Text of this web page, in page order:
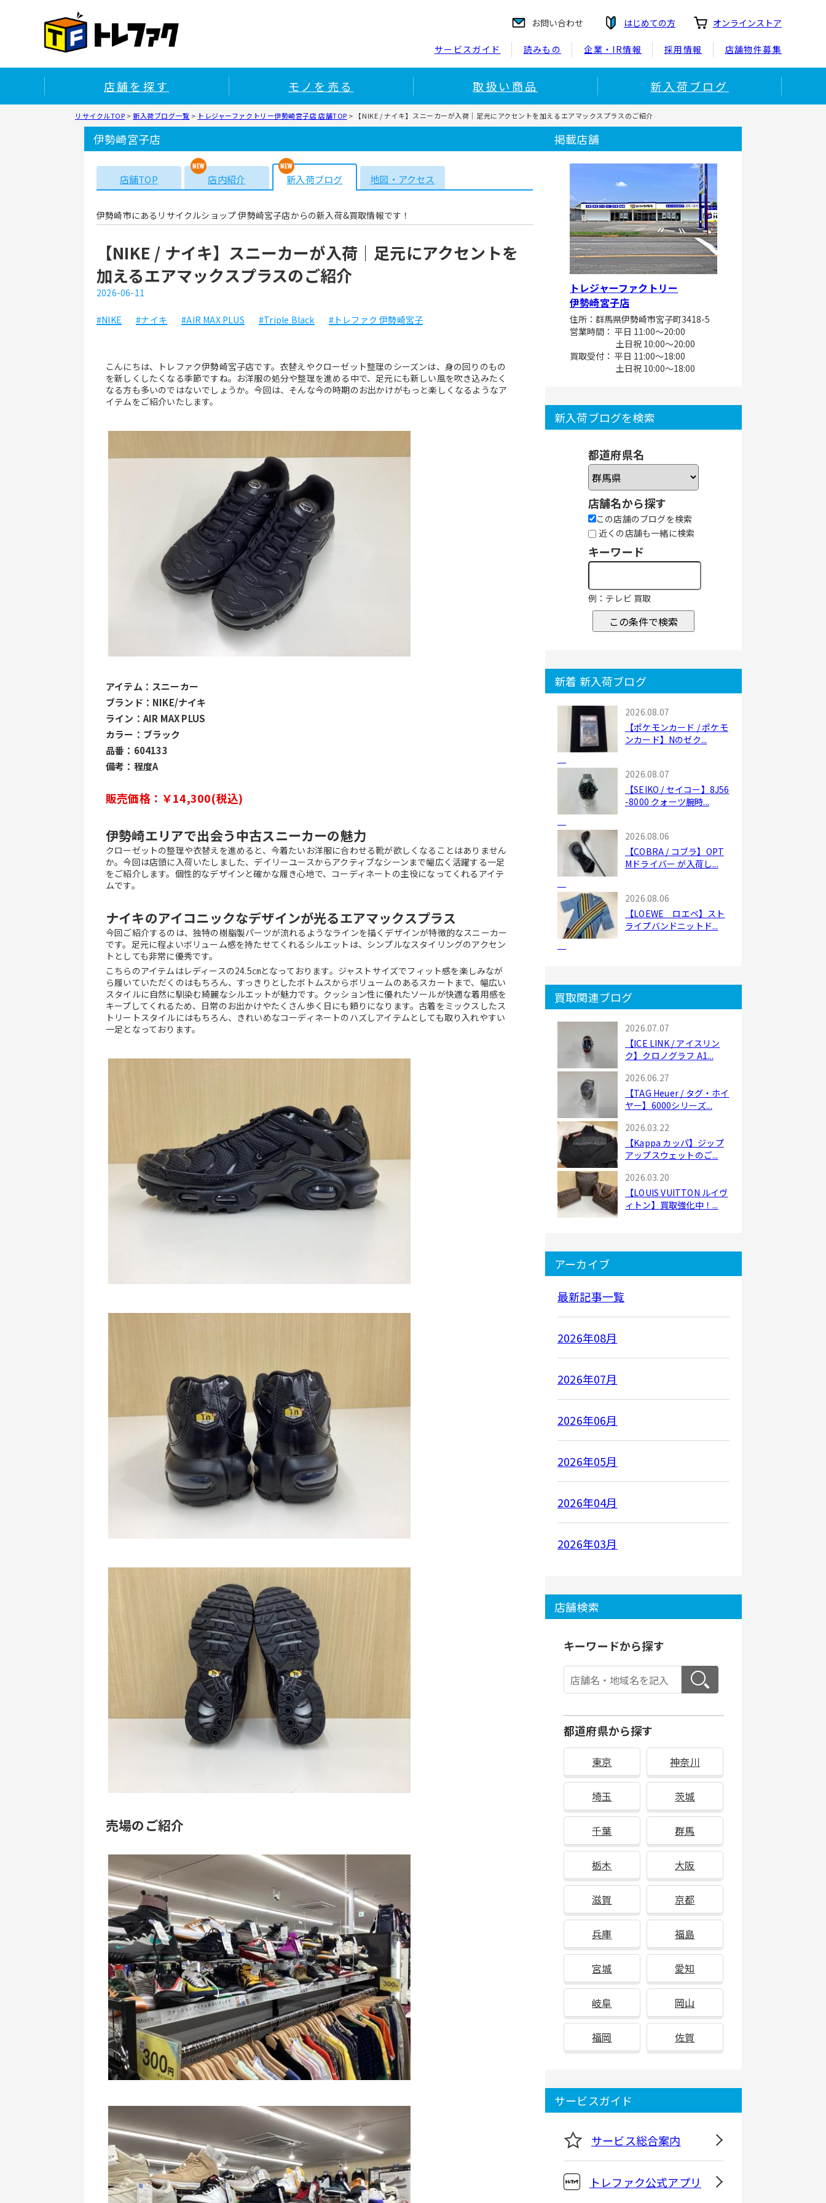
お問い合わせ はじめての方 オンラインストア
サービスガイド 読みもの 企業・IR情報 採用情報 店舗物件募集
店舗を探す モノを売る 取扱い商品 新入荷ブログ
リサイクルTOP >新入荷ブログ一覧 > トレジャーファクトリー伊勢崎宮子店 店舗TOP > 【NIKE / ナイキ】スニーカーが入荷｜足元にアクセントを加えるエアマックスプラスのご紹介
伊勢崎宮子店
店舗TOP 店内紹介 新入荷ブログ 地図・アクセス
伊勢崎市にあるリサイクルショップ 伊勢崎宮子店からの新入荷&買取情報です！
【NIKE / ナイキ】スニーカーが入荷｜足元にアクセントを
加えるエアマックスプラスのご紹介
2026-06-11
#NIKE #ナイキ #AIR MAX PLUS #Triple Black #トレファク 伊勢崎宮子
こんにちは、トレファク伊勢崎宮子店です。衣替えやクローゼット整理のシーズンは、身の回りのもの
を新しくしたくなる季節ですね。お洋服の処分や整理を進める中で、足元にも新しい風を吹き込みたく
なる方も多いのではないでしょうか。今回は、そんな今の時期のお出かけがもっと楽しくなるようなア
イテムをご紹介いたします。
アイテム：スニーカー
ブランド：NIKE/ナイキ
ライン：AIR MAX PLUS
カラー：ブラック
品番：604133
備考：程度A
販売価格：￥14,300(税込)
伊勢崎エリアで出会う中古スニーカーの魅力
クローゼットの整理や衣替えを進めると、今着たいお洋服に合わせる靴が欲しくなることはありません
か。今回は店頭に入荷いたしました、デイリーユースからアクティブなシーンまで幅広く活躍する一足
をご紹介します。個性的なデザインと確かな履き心地で、コーディネートの主役になってくれるアイテ
ムです。
ナイキのアイコニックなデザインが光るエアマックスプラス
今回ご紹介するのは、独特の樹脂製パーツが流れるようなラインを描くデザインが特徴的なスニーカー
です。足元に程よいボリューム感を持たせてくれるシルエットは、シンプルなスタイリングのアクセン
トとしても非常に優秀です。
こちらのアイテムはレディースの24.5㎝となっております。ジャストサイズでフィット感を楽しみなが
ら履いていただくのはもちろん、すっきりとしたボトムスからボリュームのあるスカートまで、幅広い
スタイルに自然に馴染む綺麗なシルエットが魅力です。クッション性に優れたソールが快適な着用感を
キープしてくれるため、日常のお出かけやたくさん歩く日にも頼りになります。古着をミックスしたス
トリートスタイルにはもちろん、きれいめなコーディネートのハズしアイテムとしても取り入れやすい
一足となっております。
売場のご紹介
掲載店舗
トレジャーファクトリー
伊勢崎宮子店
住所：群馬県伊勢崎市宮子町3418-5
営業時間： 平日 11:00～20:00
土日祝 10:00～20:00
買取受付： 平日 11:00～18:00
土日祝 10:00～18:00
新入荷ブログを検索
都道府県名
店舗名から探す
この店舗のブログを検索
近くの店舗も一緒に検索
キーワード
例：テレビ 買取
この条件で検索
新着 新入荷ブログ
2026.08.07
【ポケモンカード / ポケモ
ンカード】Nのゼク...
2026.08.07
【SEIKO / セイコー】8J56
-8000 クォーツ腕時...
2026.08.06
【COBRA / コブラ】OPT
Mドライバー が入荷し...
2026.08.06
【LOEWE ロエベ】スト
ライプバンドニットド...
買取関連ブログ
2026.07.07
【ICE LINK / アイスリン
ク】クロノグラフ A1...
2026.06.27
【TAG Heuer / タグ・ホイ
ヤー】6000シリーズ...
2026.03.22
【Kappa カッパ】ジップ
アップスウェットのご...
2026.03.20
【LOUIS VUITTON ルイヴ
ィトン】買取強化中！...
アーカイブ
最新記事一覧
2026年08月
2026年07月
2026年06月
2026年05月
2026年04月
2026年03月
店舗検索
キーワードから探す
都道府県から探す
東京 神奈川
埼玉 茨城
千葉 群馬
栃木 大阪
滋賀 京都
兵庫 福島
宮城 愛知
岐阜 岡山
福岡 佐賀
サービスガイド
サービス総合案内
トレファク公式アプリ